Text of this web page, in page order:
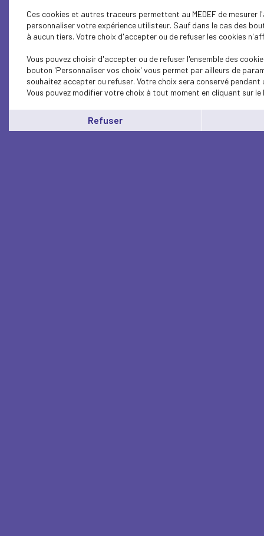
Ces cookies et autres traceurs permettent au MEDEF de
personnaliser votre expérience utilisteur. Sauf dans le cas des
à aucun tiers. Votre choix d'accepter ou de refuser les cookies
Vous pouvez choisir d'accepter ou de refuser l'ensemble des
bouton 'Personnaliser vos choix' vous permet par ailleurs de
souhaitez accepter ou refuser. Votre choix sera conservé pendant
Vous pouvez modifier votre choix à tout moment en cliquant sur le
Refuser